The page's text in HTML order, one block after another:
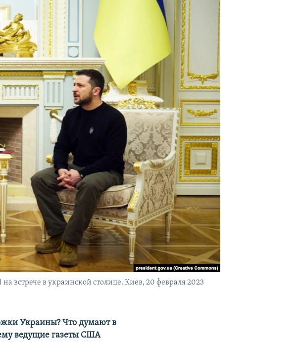
встрече в украинской столице. Киев, 20 февраля 2023
Украины? Что думают в
ведущие газеты США